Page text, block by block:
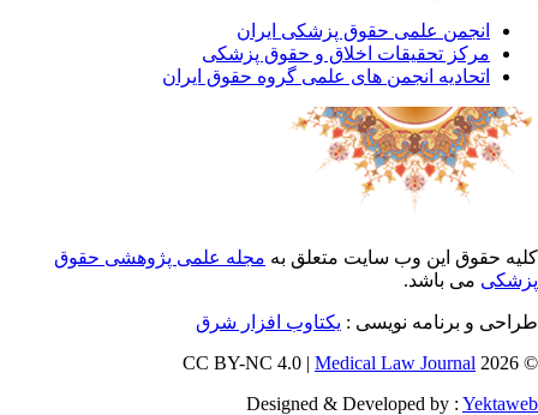
انجمن علمی حقوق پزشکی ایران
مرکز تحقیقات اخلاق و حقوق پزشکی
اتحادیه انجمن های علمی گروه حقوق ایران
حقوق این وب سایت متعلق بهمجله علمی پژوهشی حقوق
می باشد.
و برنامه نویسی : یکتاوب افزار شرق
©
Medical Law Journal
Designed & Developed by :